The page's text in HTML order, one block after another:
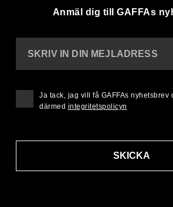
Anmäl dig till GAFFAs
SKRIV IN DIN MEJLADRESS
SKICKA
Ja tack, jag vill få GAFFAs nyhetsbrev
därmed integritetspolicyn